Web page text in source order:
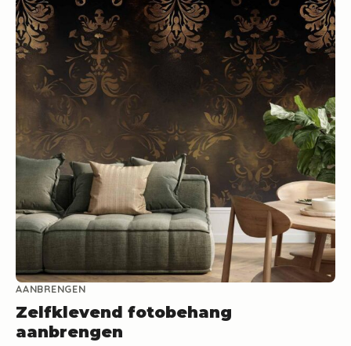
Zelfklevend fotobehang
aanbrengen
AANBRENGEN